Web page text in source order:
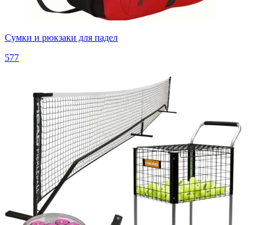
Сумки и рюкзаки для падел
577